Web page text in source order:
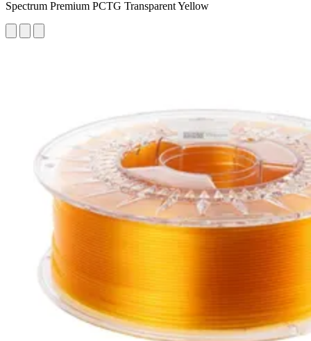
Spectrum Premium PCTG Transparent Yellow